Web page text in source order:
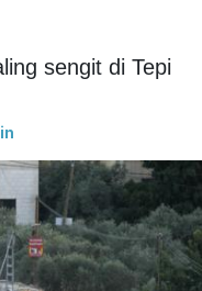
sengit di Tepi